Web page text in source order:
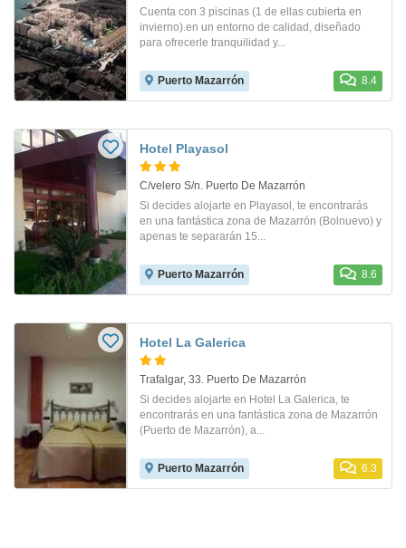
Cuenta con 3 piscinas (1 de ellas cubierta en
invierno).en un entorno de calidad, diseñado
para ofrecerle tranquilidad y...
Puerto Mazarrón 8.4
Hotel Playasol
C/velero S/n. Puerto De Mazarrón
Si decides alojarte en Playasol, te encontrarás
en una fantástica zona de Mazarrón (Bolnuevo) y
apenas te separarán 15...
Puerto Mazarrón 8.6
Hotel La Galerica
Trafalgar, 33. Puerto De Mazarrón
Si decides alojarte en Hotel La Galerica, te
encontrarás en una fantástica zona de Mazarrón
(Puerto de Mazarrón), a...
Puerto Mazarrón 6.3